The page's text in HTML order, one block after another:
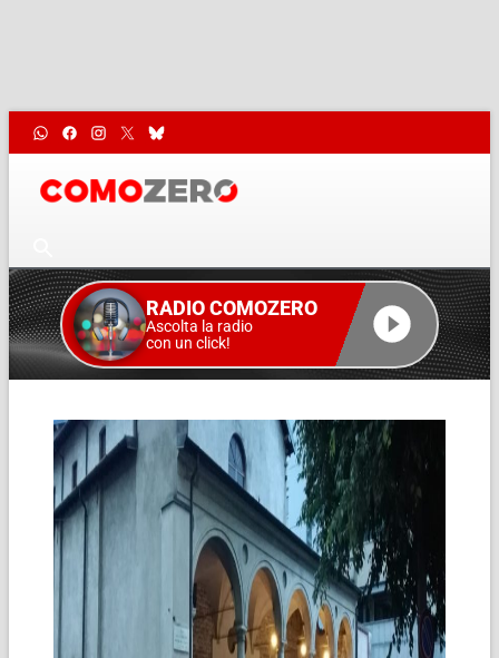
RADIO COMOZERO
Ascolta la radio
con un click!